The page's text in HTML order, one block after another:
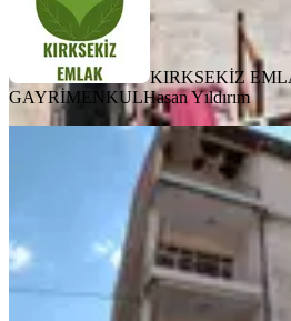
KIRKSEKİZ
GAYRİMENKULHasan Yıldırım
Çarşı Merkez
Kople Bina
Denizli, Çivril
1 Oda·212 m²
16.000.000 ₺